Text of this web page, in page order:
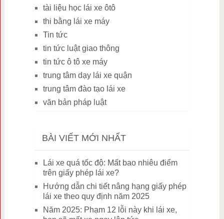
tài liệu học lái xe ôtô
thi bằng lái xe máy
Tin tức
tin tức luật giao thông
tin tức ô tô xe máy
trung tâm dạy lái xe quận
trung tâm đào tạo lái xe
văn bản pháp luật
BÀI VIẾT MỚI NHẤT
Lái xe quá tốc độ: Mất bao nhiêu điểm
trên giấy phép lái xe?
Hướng dẫn chi tiết nâng hạng giấy phép
lái xe theo quy định năm 2025
Năm 2025: Phạm 12 lỗi này khi lái xe,